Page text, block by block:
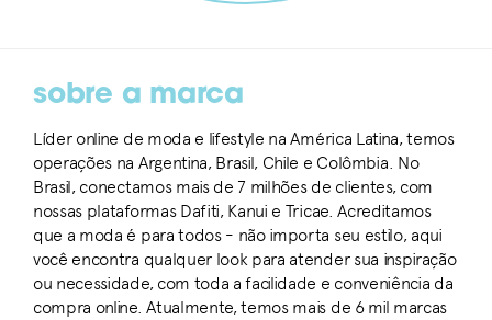
sobre a marca
Líder online de moda e lifestyle na América Latina, temos
operações na Argentina, Brasil, Chile e Colômbia. No
Brasil, conectamos mais de 7 milhões de clientes, com
nossas plataformas Dafiti, Kanui e Tricae. Acreditamos
que a moda é para todos - não importa seu estilo, aqui
você encontra qualquer look para atender sua inspiração
ou necessidade, com toda a facilidade e conveniência da
compra online. Atualmente, temos mais de 6 mil marcas